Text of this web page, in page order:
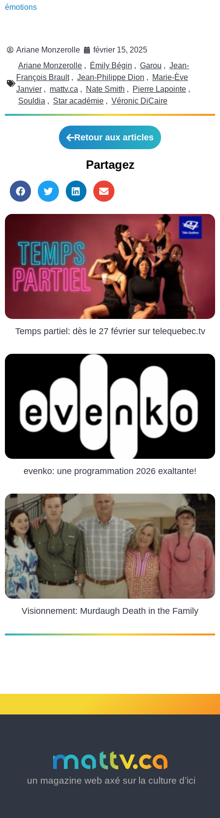
émotions
Ariane Monzerolle
février 15, 2025
Ariane Monzerolle , Émily Bégin , Garou , Jean-
François Brault , Jean-Philippe Dion ,
Marie-Ève
Janvier , mattv.ca , Nate Smith , Pierre Lapointe ,
Souldia , Star académie , Véronic DiCaire
Retour aux articles
Partagez
Temps partiel: dès le 27 février sur telequebec.tv
evenko: une programmation 2026 exaltante!
Visionnement: Murdaugh Death in the Family
un magazine web axé sur la culture d’ici